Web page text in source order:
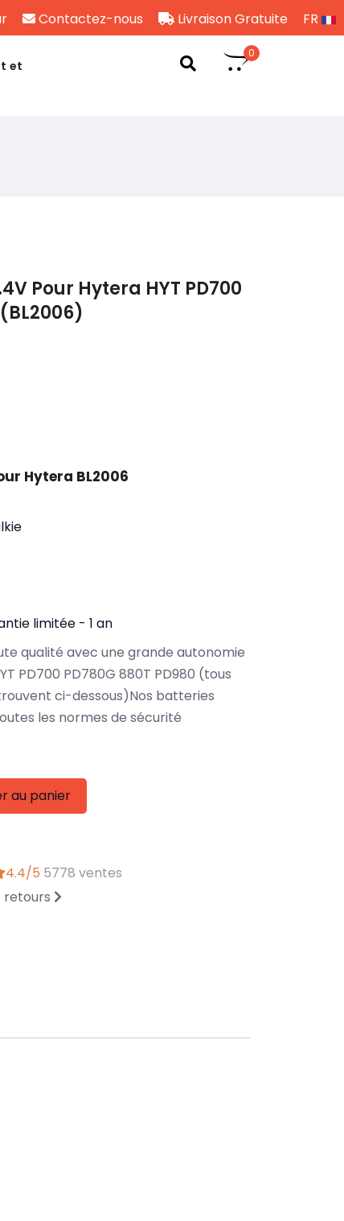
Contactez-nous Livraison Gratuite FR
et
0
Pour Hytera HYT PD700
Hytera BL2006
limitée - 1 an
qualité avec une grande autonomie
PD700 PD780G 880T PD980 (tous
ci-dessous)Nos batteries
les normes de sécurité
au panier
4.4/5 5778 ventes
retours